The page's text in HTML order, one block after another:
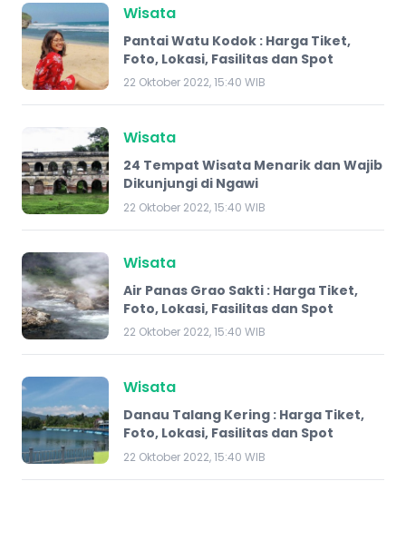
Wisata
Pantai Watu Kodok : Harga Tiket,
Foto, Lokasi, Fasilitas dan Spot
22 Oktober 2022, 15:40 WIB
Wisata
24 Tempat Wisata Menarik dan Wajib
Dikunjungi di Ngawi
22 Oktober 2022, 15:40 WIB
Wisata
Air Panas Grao Sakti : Harga Tiket,
Foto, Lokasi, Fasilitas dan Spot
22 Oktober 2022, 15:40 WIB
Wisata
Danau Talang Kering : Harga Tiket,
Foto, Lokasi, Fasilitas dan Spot
22 Oktober 2022, 15:40 WIB